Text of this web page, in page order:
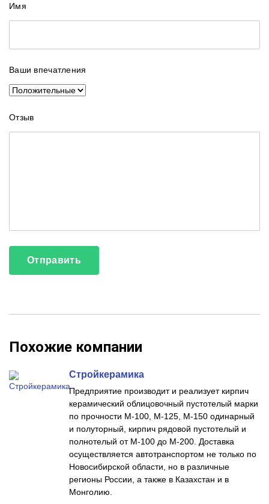
Имя
Ваши впечатления
Отзыв
Похожие компании
Стройкерамика
Предприятие производит и реализует кирпич
керамический облицовочный пустотелый марки
по прочности М-100, М-125, М-150 одинарный
и полуторный, кирпич рядовой пустотелый и
полнотелый от М-100 до М-200. Доставка
осуществляется автотранспортом не только по
Новосибирской области, но в различные
регионы России, а также в Казахстан и в
Монголию.